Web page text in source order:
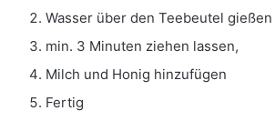
Wasser über den Teebeutel gießen
min. 3 Minuten ziehen lassen,
Milch und Honig hinzufügen
Fertig